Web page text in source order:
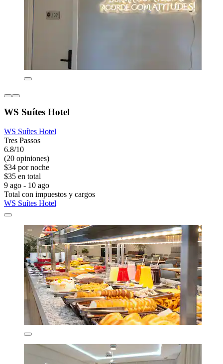
WS Suítes Hotel
WS Suítes Hotel
Tres Passos
6.8/10
(20 opiniones)
$34 por noche
$35 en total
9 ago - 10 ago
Total con impuestos y cargos
WS Suítes Hotel